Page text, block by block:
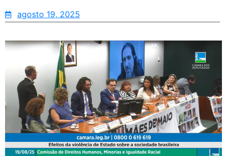
agosto 19, 2025